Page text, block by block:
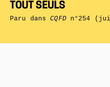
TOUT SEULS
Paru dansCQFDn°254